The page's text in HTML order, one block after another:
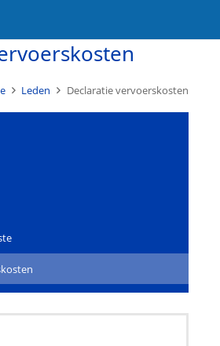
Leden Declaratie vervoerskosten